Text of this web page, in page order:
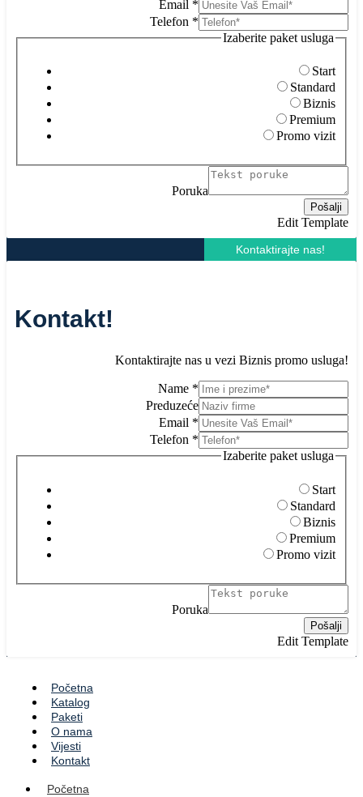
Email *
Telefon *
Izaberite paket usluga
Start
Standard
Biznis
Premium
Promo vizit
Poruka
Pošalji
Edit Template
Kontaktirajte nas!
Kontakt!
Kontaktirajte nas u vezi Biznis promo usluga!
Name *
Preduzeće
Email *
Telefon *
Izaberite paket usluga
Start
Standard
Biznis
Premium
Promo vizit
Poruka
Pošalji
Edit Template
Početna
Katalog
Paketi
O nama
Vijesti
Kontakt
Početna